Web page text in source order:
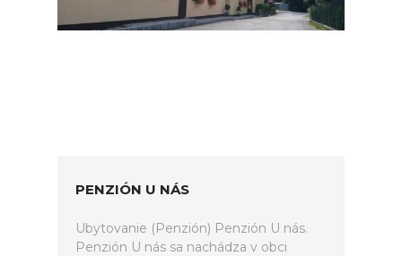
PENZIÓN U NÁS
Ubytovanie (Penzión) Penzión U nás.
Penzión U nás sa nachádza v obci